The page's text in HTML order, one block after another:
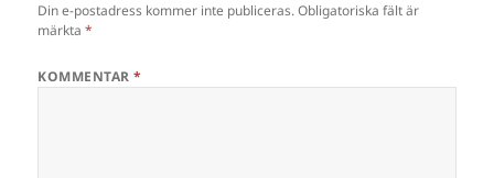
Din e-postadress kommer inte publiceras. Obligatoriska fält är
märkta*
KOMMENTAR*